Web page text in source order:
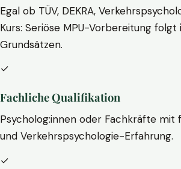
Egal ob TÜV, DEKRA,
Kurs: Seriöse MPU-Vorbereitung
Grundsätzen.
✓
Fachliche Qualifikation
Psycholog:innen oder Fachkräfte mit
und Verkehrspsychologie-Erfahrung.
✓